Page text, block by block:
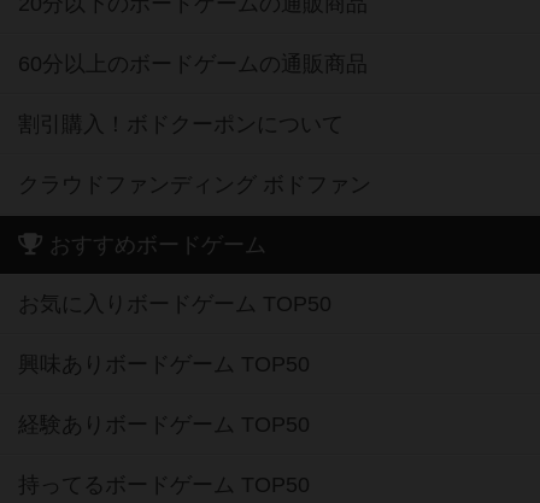
60分以上のボードゲームの通販商品
割引購入！ボドクーポンについて
クラウドファンディング ボドファン
おすすめボードゲーム
お気に入りボードゲーム TOP50
興味ありボードゲーム TOP50
経験ありボードゲーム TOP50
持ってるボードゲーム TOP50